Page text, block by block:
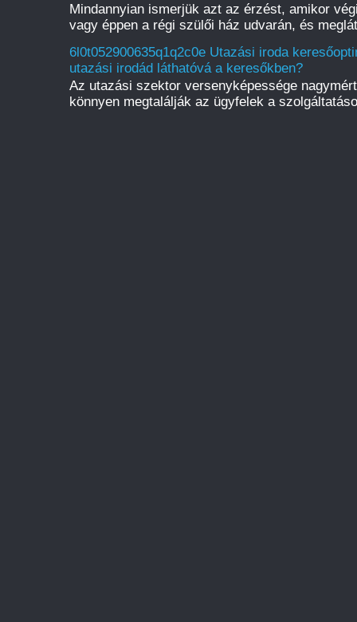
Mindannyian ismerjük azt az érzést, amikor
vagy éppen a régi szülői ház udvarán, és
6l0t052900635q1q2c0e Utazási iroda
utazási irodád láthatóvá a keresőkben?
Az utazási szektor versenyképessége
könnyen megtalálják az ügyfelek a